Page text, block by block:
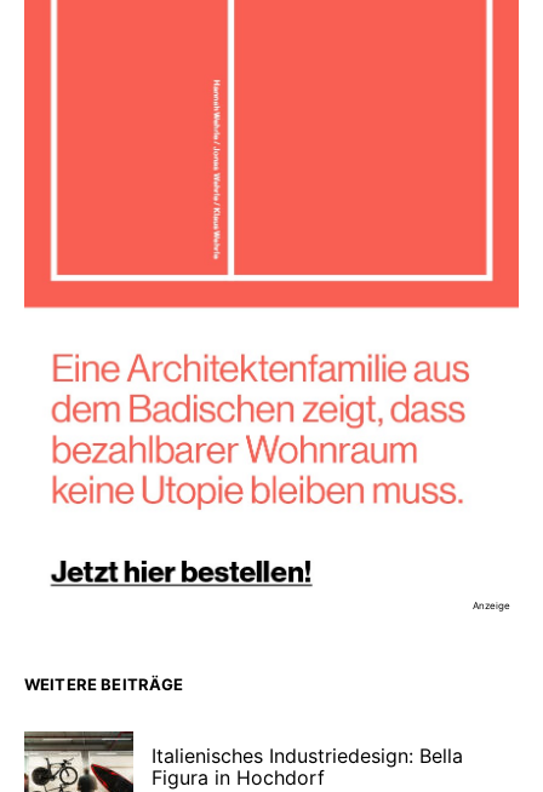
Anzeige
WEITERE BEITRÄGE
Italienisches Industriedesign: Bella
Figura in Hochdorf